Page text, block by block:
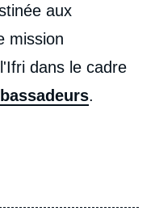
aux
mission
dans le cadre
.